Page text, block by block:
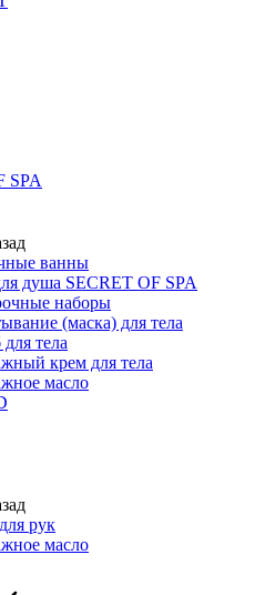
SPA
ванны
душа SECRET OF SPA
наборы
(маска) для тела
тела
крем для тела
масло
рук
масло